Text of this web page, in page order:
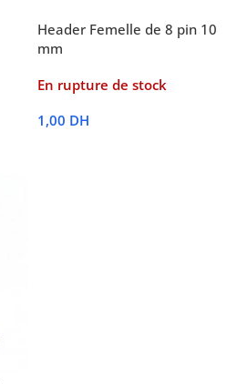
Header Femelle de 8 pin 10
mm
En rupture de stock
1,00 DH